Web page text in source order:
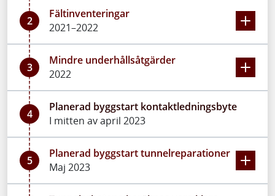
2
Fältinventeringar
2021–2022
3
Mindre underhållsåtgärder
2022
4
Planerad byggstart kontaktledningsbyte
I mitten av april 2023
5
Planerad byggstart tunnelreparationer
Maj 2023